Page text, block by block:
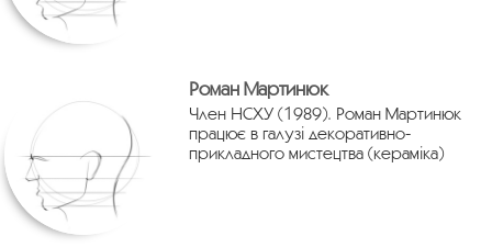
Роман Мартинюк
Член НСХУ (1989). Роман Мартинюк
працює в галузі декоративно-
прикладного мистецтва (кераміка)